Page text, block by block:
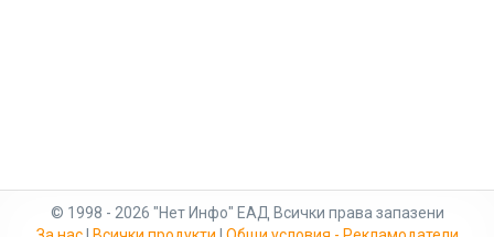
© 1998 - 2026 "Нет Инфо" ЕАД Всички права запазени